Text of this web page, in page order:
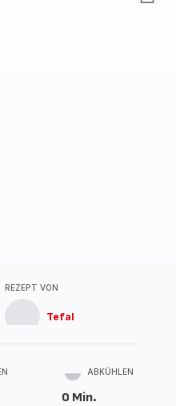
REZEPT VON
Tefal
ABKÜHLEN
0 Min.